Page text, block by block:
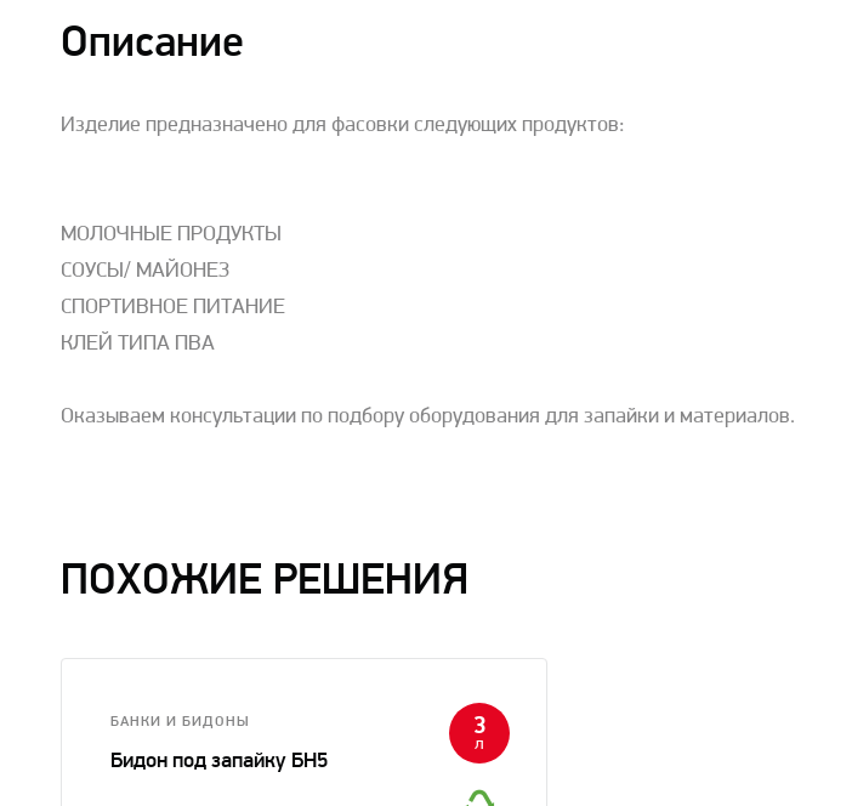
Описание
Изделие предназначено для фасовки следующих продуктов:
МОЛОЧНЫЕ ПРОДУКТЫ
СОУСЫ/ МАЙОНЕЗ
СПОРТИВНОЕ ПИТАНИЕ
КЛЕЙ ТИПА ПВА
Оказываем консультации по подбору оборудования для запайки и материалов.
ПОХОЖИЕ РЕШЕНИЯ
3
л
БАНКИ И БИДОНЫ
Бидон под запайку БН5